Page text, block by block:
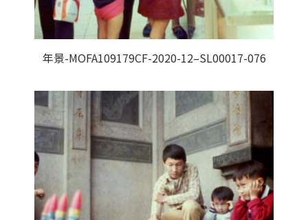
年景-MOFA109179CF-2020-12–SL00017-076